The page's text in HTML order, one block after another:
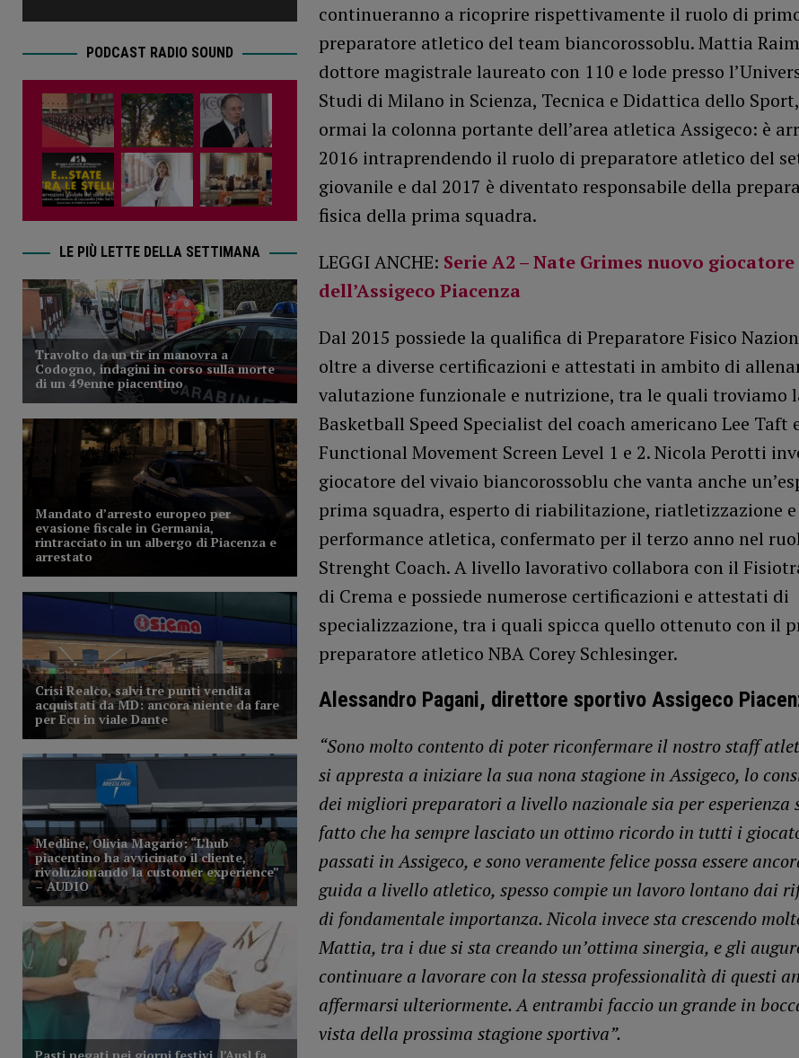
continueranno a ricoprire rispettivamente il ruolo di
preparatore atletico del team biancorossoblu. Mattia
dottore magistrale laureato con 110 e lode presso
Studi di Milano in Scienza, Tecnica e Didattica dello
ormai la colonna portante dell’area atletica Assigeco: è
2016 intraprendendo il ruolo di preparatore atletico del
giovanile e dal 2017 è diventato responsabile della
fisica della prima squadra.
LEGGI ANCHE: Serie A2 – Nate Grimes nuovo giocatore
dell’Assigeco Piacenza
Dal 2015 possiede la qualifica di Preparatore Fisico
oltre a diverse certificazioni e attestati in ambito di
valutazione funzionale e nutrizione, tra le quali troviamo
Basketball Speed Specialist del coach americano Lee Taft
Functional Movement Screen Level 1 e 2. Nicola Perotti
giocatore del vivaio biancorossoblu che vanta anche
prima squadra, esperto di riabilitazione, riatletizzazione e
performance atletica, confermato per il terzo anno nel
Strenght Coach. A livello lavorativo collabora con il
di Crema e possiede numerose certificazioni e attestati di
specializzazione, tra i quali spicca quello ottenuto con il
preparatore atletico NBA Corey Schlesinger.
Alessandro Pagani, direttore sportivo Assigeco
“Sono molto contento di poter riconfermare il nostro staff
si appresta a iniziare la sua nona stagione in Assigeco, lo
dei migliori preparatori a livello nazionale sia per esperienza
fatto che ha sempre lasciato un ottimo ricordo in tutti i
passati in Assigeco, e sono veramente felice possa essere
guida a livello atletico, spesso compie un lavoro lontano dai
di fondamentale importanza. Nicola invece sta crescendo
Mattia, tra i due si sta creando un’ottima sinergia, e gli
continuare a lavorare con la stessa professionalità di questi
affermarsi ulteriormente. A entrambi faccio un grande in
vista della prossima stagione sportiva”.
PODCAST RADIO SOUND
LE PIÙ LETTE DELLA SETTIMANA